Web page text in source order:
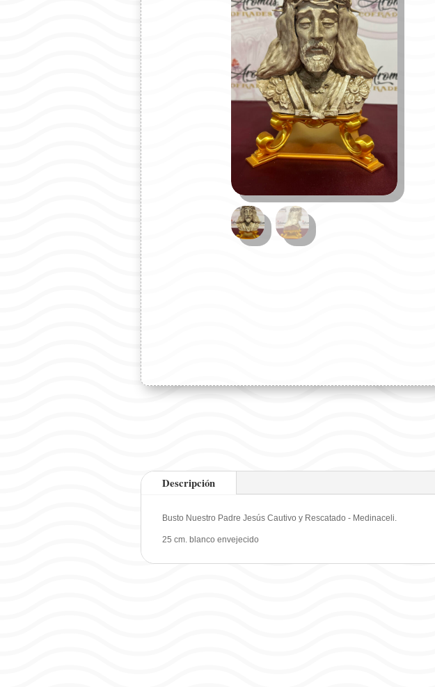
Descripción
Busto Nuestro Padre Jesús Cautivo y Rescatado - Medinaceli.
25 cm. blanco envejecido